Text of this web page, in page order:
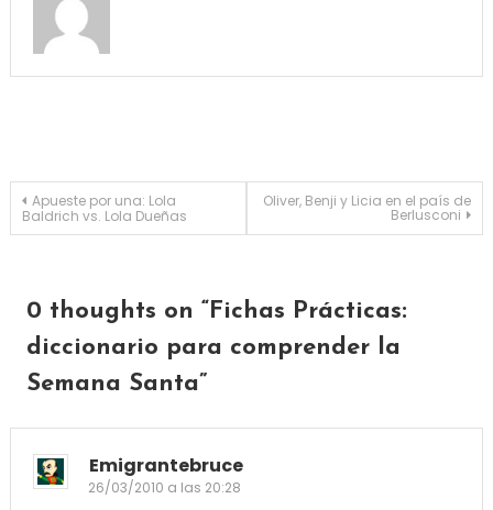
Navegación de entradas
Apueste por una: Lola
Baldrich vs. Lola Dueñas
Oliver, Benji y Licia en el país de
Berlusconi
0 thoughts on “Fichas Prácticas:
diccionario para comprender la
Semana Santa”
Emigrantebruce
26/03/2010 a las 20:28